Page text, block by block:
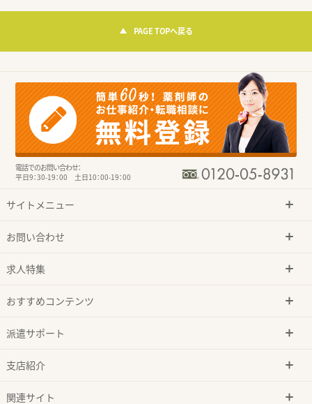
PAGE TOPへ戻る
電話でのお問い合わせ：
平日9：30-19：00 土日10：00-19：00
サイトメニュー
お問い合わせ
求人特集
おすすめコンテンツ
派遣サポート
支店紹介
関連サイト